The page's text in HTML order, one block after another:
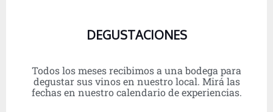
DEGUSTACIONES
Todos los meses recibimos a una bodega para
degustar sus vinos en nuestro local. Mirá las
fechas en nuestro calendario de experiencias.